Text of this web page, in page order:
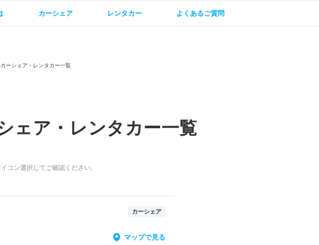
カーシェア レンタカー よくあるご質問
ーシェア・レンタカー一覧
ェア・レンタカー一覧
コン選択してご確認ください。
カーシェア
マップで見る